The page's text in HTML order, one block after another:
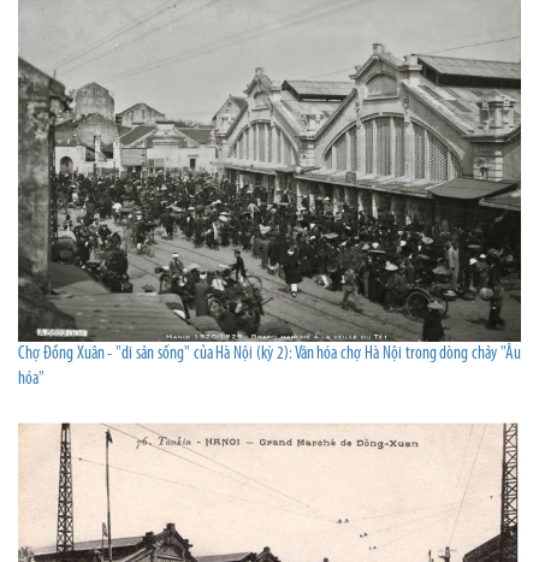
Chợ Đồng Xuân - "di sản sống" của Hà Nội (kỳ 2): Văn hóa chợ Hà Nội trong dòng chảy "Âu
hóa"